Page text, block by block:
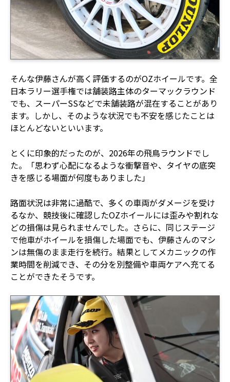
そんな伊藤さんが高く評価するのがOZホイールです。全
日本ラリー選手権では舗装路主体のターマックラウンド
でも、スーパーSSなどで未舗装路が混在することがあり
ます。しかし、そのような状況でも不安を感じたことは
ほとんどないといいます。
とくに印象的だったのが、2026年の飛鳥ラウンドでし
た。「思わず心配になるような衝撃音や、タイヤの底突
きを感じる場面が何度もありました」
路面状況は非常に過酷で、多くの車両がダメージを受け
るなか、競技後に確認したOZホイールには歪みや割れな
どの損傷は見られませんでした。さらに、同じステージ
で他車がホイールを損傷した場面でも、伊藤さんのマシ
ンは無傷のまま走行を続行。結果としてメカニックの作
業時間を削減でき、その分を別整備や車両ケアへ充てる
ことができたそうです。